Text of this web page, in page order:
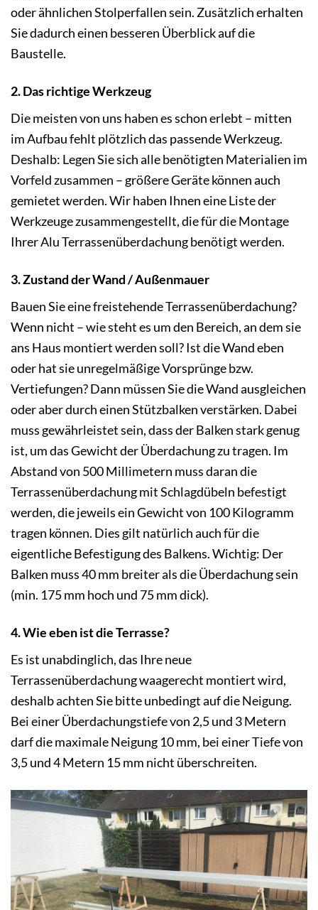
oder ähnlichen Stolperfallen sein. Zusätzlich erhalten
Sie dadurch einen besseren Überblick auf die
Baustelle.
2. Das richtige Werkzeug
Die meisten von uns haben es schon erlebt – mitten
im Aufbau fehlt plötzlich das passende Werkzeug.
Deshalb: Legen Sie sich alle benötigten Materialien im
Vorfeld zusammen – größere Geräte können auch
gemietet werden. Wir haben Ihnen eine Liste der
Werkzeuge zusammengestellt, die für die Montage
Ihrer Alu Terrassenüberdachung benötigt werden.
3. Zustand der Wand / Außenmauer
Bauen Sie eine freistehende Terrassenüberdachung?
Wenn nicht – wie steht es um den Bereich, an dem sie
ans Haus montiert werden soll? Ist die Wand eben
oder hat sie unregelmäßige Vorsprünge bzw.
Vertiefungen? Dann müssen Sie die Wand ausgleichen
oder aber durch einen Stützbalken verstärken. Dabei
muss gewährleistet sein, dass der Balken stark genug
ist, um das Gewicht der Überdachung zu tragen. Im
Abstand von 500 Millimetern muss daran die
Terrassenüberdachung mit Schlagdübeln befestigt
werden, die jeweils ein Gewicht von 100 Kilogramm
tragen können. Dies gilt natürlich auch für die
eigentliche Befestigung des Balkens. Wichtig: Der
Balken muss 40 mm breiter als die Überdachung sein
(min. 175 mm hoch und 75 mm dick).
4. Wie eben ist die Terrasse?
Es ist unabdinglich, das Ihre neue
Terrassenüberdachung waagerecht montiert wird,
deshalb achten Sie bitte unbedingt auf die Neigung.
Bei einer Überdachungstiefe von 2,5 und 3 Metern
darf die maximale Neigung 10 mm, bei einer Tiefe von
3,5 und 4 Metern 15 mm nicht überschreiten.